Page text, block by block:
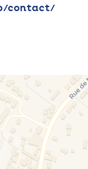
contact/